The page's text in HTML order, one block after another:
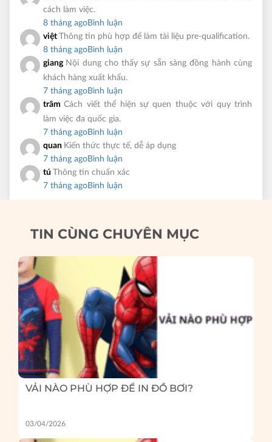
cách làm việc.
8 tháng agoBình luận
việt Thông tin phù hợp để làm tài liệu pre-qualification.
8 tháng agoBình luận
giang Nội dung cho thấy sự sẵn sàng đồng hành cùng
khách hàng xuất khẩu.
7 tháng agoBình luận
trâmCách viết thể hiện sự quen thuộc với quy trình
làm việc đa quốc gia.
7 tháng agoBình luận
quan Kiến thức thực tế, dễ áp dụng
7 tháng agoBình luận
tú Thông tin chuẩn xác
7 tháng agoBình luận
TIN CÙNG CHUYÊN MỤC
VẢI NÀO PHÙ HỢP ĐỂ IN ĐỒ BƠI?
03/04/2026